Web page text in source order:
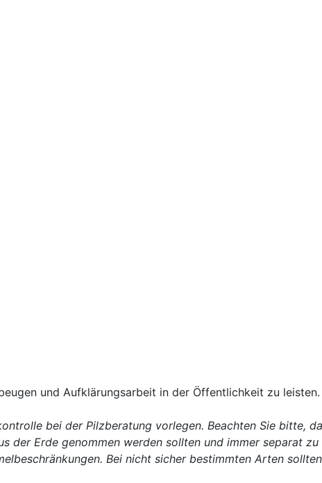
und Aufklärungsarbeit in der Öffentlichkeit zu leisten.
bei der Pilzberatung vorlegen. Beachten Sie bitte,
der Erde genommen werden sollten und immer separat
Bei nicht sicher bestimmten Arten